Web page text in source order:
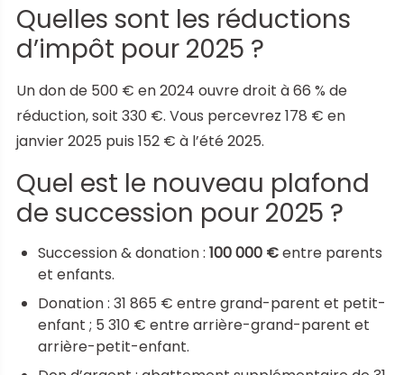
Quelles sont les réductions
d’impôt pour 2025 ?
Un don de 500 € en 2024 ouvre droit à 66 % de
réduction, soit 330 €. Vous percevrez 178 € en
janvier 2025 puis 152 € à l’été 2025.
Quel est le nouveau plafond
de succession pour 2025 ?
Succession & donation : 100 000 €entre parents
et enfants.
Donation : 31 865 € entre grand-parent et petit-
enfant ; 5 310 € entre arrière-grand-parent et
arrière-petit-enfant.